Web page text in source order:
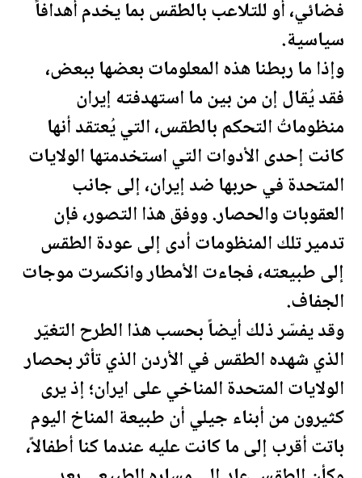
فضائي، أو للتلاعب بالطقس بما يخدم أهدافاً
سياسية.
وإذا ما ربطنا هذه المعلومات بعضها ببعض،
فقد يُقال إن من بين ما استهدفته إيران
منظوماتُ التحكم بالطقس، التي يُعتقد أنها
كانت إحدى الأدوات التي استخدمتهاالولايات
المتحدةفي حربها ضد إيران، إلى جانب
العقوبات والحصار. ووفق هذا التصور، فإن
تدمير تلك المنظومات أدى إلى عودة الطقس
إلى طبيعته، فجاءت الأمطار وانكسرت موجات
الجفاف.
وقد يفسّر ذلك أيضاً بحسب هذا الطرح التغيّر
الذي شهده الطقس فيالأردنالذي تأثر بحصار
الولايات المتحدةالمناخي على ايران؛ إذ يرى
كثيرون من أبناء جيلي أن طبيعة المناخ اليوم
باتت أقرب إلى ما كانت عليه عندما كنا أطفالاً،